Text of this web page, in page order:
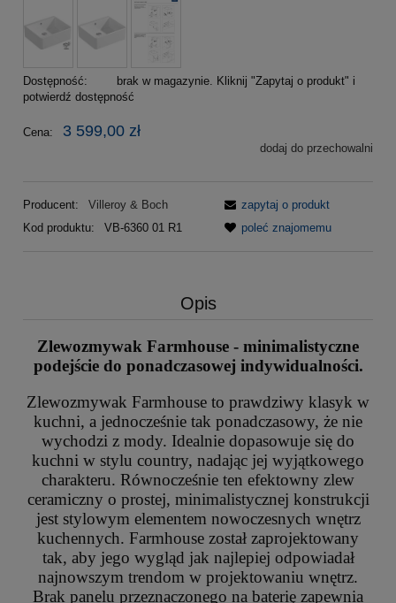
Dostępność:
brak w magazynie. Kliknij "Zapytaj o produkt" i
potwierdź dostępność
Cena: 3 599,00 zł
dodaj do przechowalni
Producent:
Villeroy & Boch
Kod produktu:
VB-6360 01 R1
zapytaj o produkt
poleć znajomemu
Opis
Zlewozmywak Farmhouse - minimalistyczne
podejście do ponadczasowej indywidualności.
Zlewozmywak Farmhouse to prawdziwy klasyk w
kuchni, a jednocześnie tak ponadczasowy, że nie
wychodzi z mody. Idealnie dopasowuje się do
kuchni w stylu country, nadając jej wyjątkowego
charakteru. Równocześnie ten efektowny zlew
ceramiczny o prostej, minimalistycznej konstrukcji
jest stylowym elementem nowoczesnych wnętrz
kuchennych. Farmhouse został zaprojektowany
tak, aby jego wygląd jak najlepiej odpowiadał
najnowszym trendom w projektowaniu wnętrz.
Brak panelu przeznaczonego na baterię zapewnia